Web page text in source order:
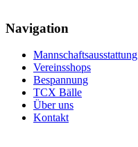
Navigation
Mannschaftsausstattung
Vereinsshops
Bespannung
TCX Bälle
Über uns
Kontakt